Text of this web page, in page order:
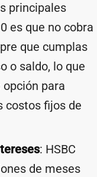
principales
es que no cobra
que cumplas
o saldo, lo que
para
costos fijos de
: HSBC
de meses